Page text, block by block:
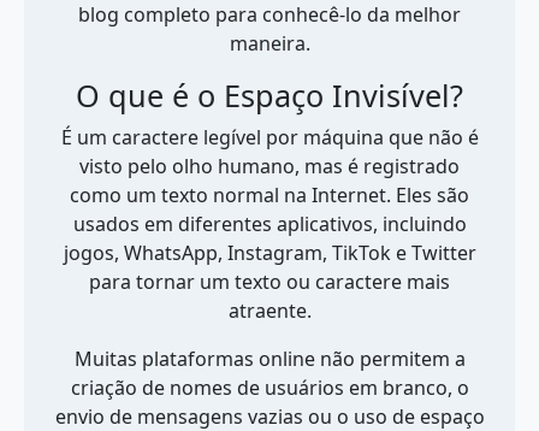
blog completo para conhecê-lo da melhor
maneira.
O que é o Espaço Invisível?
É um caractere legível por máquina que não é
visto pelo olho humano, mas é registrado
como um texto normal na Internet. Eles são
usados ​​em diferentes aplicativos, incluindo
jogos, WhatsApp, Instagram, TikTok e Twitter
para tornar um texto ou caractere mais
atraente.
Muitas plataformas online não permitem a
criação de nomes de usuários em branco, o
envio de mensagens vazias ou o uso de espaço